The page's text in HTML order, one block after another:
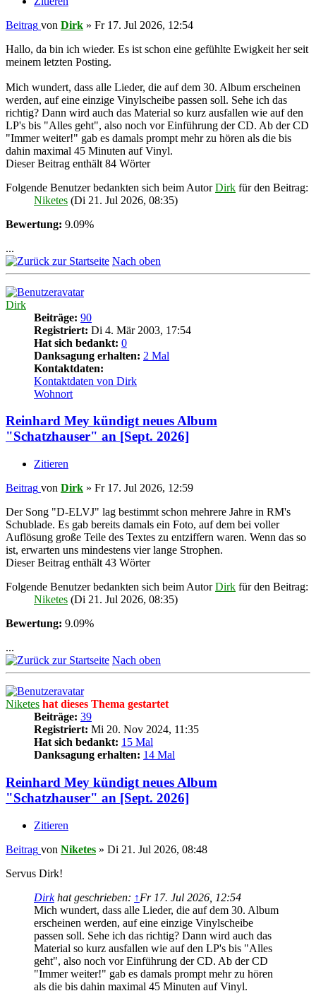
Beitrag von Dirk » Fr 17. Jul 2026, 12:54
Hallo, da bin ich wieder. Es ist schon eine gefühlte Ewigkeit her seit
meinem letzten Posting.
Mich wundert, dass alle Lieder, die auf dem 30. Album erscheinen
werden, auf eine einzige Vinylscheibe passen soll. Sehe ich das
richtig? Dann wird auch das Material so kurz ausfallen wie auf den
LP's bis "Alles geht", also noch vor Einführung der CD. Ab der CD
"Immer weiter!" gab es damals prompt mehr zu hören als die bis
dahin maximal 45 Minuten auf Vinyl.
Dieser Beitrag enthält 84 Wörter
Folgende Benutzer bedankten sich beim AutorDirk für den Beitrag:
Niketes (Di 21. Jul 2026, 08:35)
Bewertung: 9.09%
...
Nach oben
Dirk
Beiträge: 90
Registriert: Di 4. Mär 2003, 17:54
Hat sich bedankt: 0
Danksagung erhalten: 2 Mal
Kontaktdaten:
Kontaktdaten von Dirk
Wohnort
Reinhard Mey kündigt neues Album
"Schatzhauser" an [Sept. 2026]
Zitieren
Beitrag von Dirk » Fr 17. Jul 2026, 12:59
Der Song "D-ELVJ" lag bestimmt schon mehrere Jahre in RM's
Schublade. Es gab bereits damals ein Foto, auf dem bei voller
Auflösung große Teile des Textes zu entziffern waren. Wenn das so
ist, erwarten uns mindestens vier lange Strophen.
Dieser Beitrag enthält 43 Wörter
Folgende Benutzer bedankten sich beim AutorDirk für den Beitrag:
Niketes (Di 21. Jul 2026, 08:35)
Bewertung: 9.09%
...
Nach oben
Niketes hat dieses Thema gestartet
Beiträge: 39
Registriert: Mi 20. Nov 2024, 11:35
Hat sich bedankt: 15 Mal
Danksagung erhalten: 14 Mal
Reinhard Mey kündigt neues Album
"Schatzhauser" an [Sept. 2026]
Zitieren
Beitrag von Niketes » Di 21. Jul 2026, 08:48
Servus Dirk!
Dirkhat geschrieben: ↑Fr 17. Jul 2026, 12:54
Mich wundert, dass alle Lieder, die auf dem 30. Album
erscheinen werden, auf eine einzige Vinylscheibe
passen soll. Sehe ich das richtig? Dann wird auch das
Material so kurz ausfallen wie auf den LP's bis "Alles
geht", also noch vor Einführung der CD. Ab der CD
"Immer weiter!" gab es damals prompt mehr zu hören
als die bis dahin maximal 45 Minuten auf Vinyl.